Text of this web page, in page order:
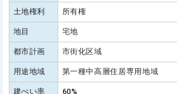
土地権利 所有権
地目 宅地
都市計画 市街化区域
用途地域 第一種中高層住居専用地域
建ぺい率 60%